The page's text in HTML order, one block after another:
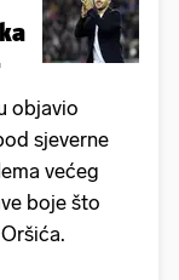
objavio
sjeverne
većeg
boje što